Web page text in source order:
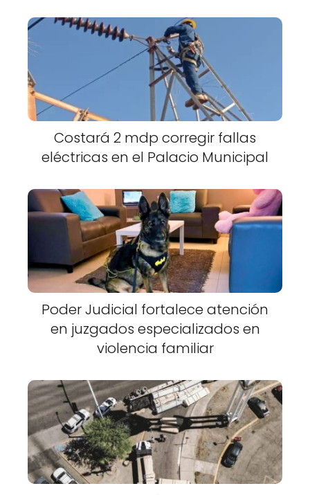
Costará 2 mdp corregir fallas
eléctricas en el Palacio Municipal
Poder Judicial fortalece atención
en juzgados especializados en
violencia familiar